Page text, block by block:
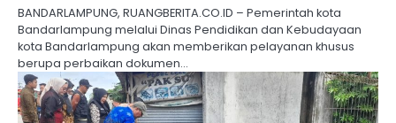
BANDARLAMPUNG, RUANGBERITA.CO.ID – Pemerintah kota
Bandarlampung melalui Dinas Pendidikan dan Kebudayaan
kota Bandarlampung akan memberikan pelayanan khusus
berupa perbaikan dokumen…